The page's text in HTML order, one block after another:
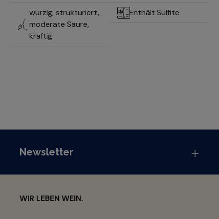
würzig, strukturiert,
moderate Säure,
kräftig
Enthält Sulfite
Newsletter
WIR LEBEN WEIN.